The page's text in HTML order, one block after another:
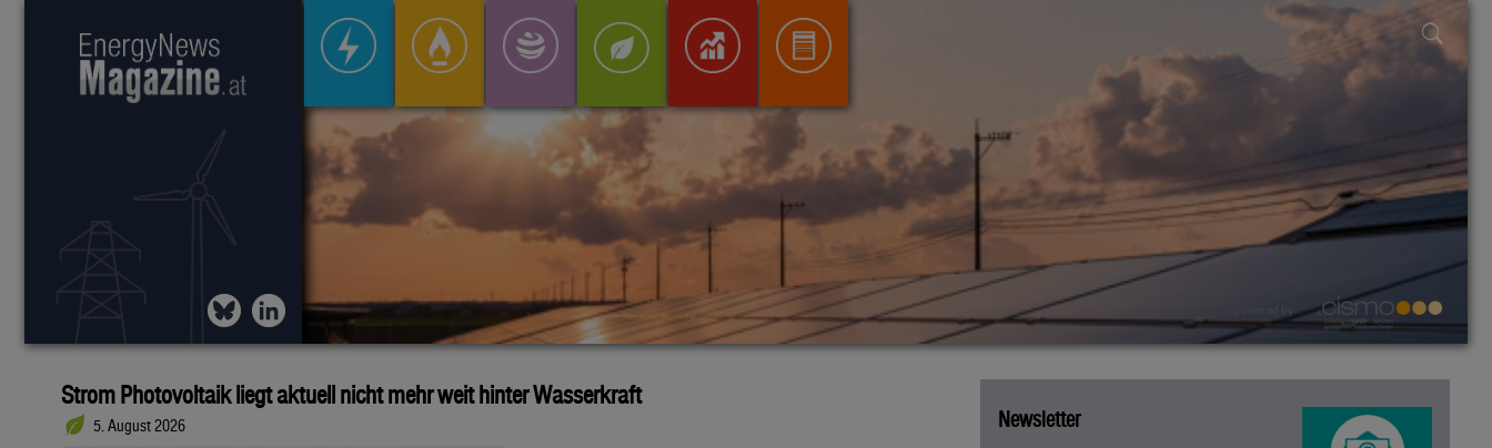
Strom Photovoltaik liegt aktuell nicht mehr weit hinter Wasserkraft
5. August 2026 Newsletter